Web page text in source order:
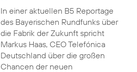
In einer aktuellen B5 Reportage
des Bayerischen Rundfunks über
die Fabrik der Zukunft spricht
Markus Haas, CEO Telefónica
Deutschland über die großen
Chancen der neuen